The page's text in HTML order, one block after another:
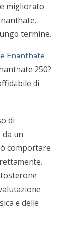
migliorato
termine.
Enanthate
250?
di
di
un
comportare
e delle